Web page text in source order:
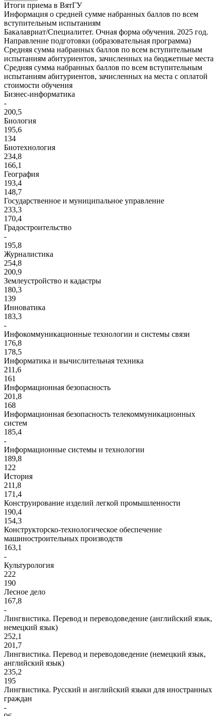
Итоги приема в ВятГУ
Информация о средней сумме набранных баллов по всем
вступительным испытаниям
Бакалавриат/Специалитет. Очная форма обучения. 2025 год.
Направление подготовки (образовательная программа)
Средняя сумма набранных баллов по всем вступительным
испытаниям абитуриентов, зачисленных на бюджетные места
Средняя сумма набранных баллов по всем вступительным
испытаниям абитуриентов, зачисленных на места с оплатой
cтоимости обучения
Бизнес-информатика
-
200,5
Биология
195,6
134
Биотехнология
234,8
166,1
География
193,4
148,7
Государственное и муниципальное управление
233,3
170,4
Градостроительство
-
195,8
Журналистика
254,8
200,9
Землеустройство и кадастры
180,3
139
Инноватика
183,3
-
Инфокоммуникационные технологии и системы связи
176,8
178,5
Информатика и вычислительная техника
211,6
161
Информационная безопасность
201,8
168
Информационная безопасность телекоммуникационных
систем
185,4
-
Информационные системы и технологии
189,8
122
История
211,8
171,4
Конструирование изделий легкой промышленности
190,4
154,3
Конструкторско-технологическое обеспечение
машиностроительных производств
163,1
-
Культурология
222
190
Лесное дело
167,8
-
Лингвистика. Перевод и переводоведение (английский язык,
немецкий язык)
252,1
201,7
Лингвистика. Перевод и переводоведение (немецкий язык,
английский язык)
235,2
195
Лингвистика. Русский и английский языки для иностранных
граждан
-